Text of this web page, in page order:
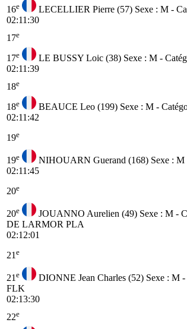
16e LECELLIER Pierre (57) Sexe : M -
02:11:30
17e
17e LE BUSSY Loic (38) Sexe : M -
02:11:39
18e
18e BEAUCE Leo (199) Sexe : M -
02:11:42
19e
19e NIHOUARN Guerand (168) Sexe : M
02:11:45
20e
20e JOUANNO Aurelien (49) Sexe : M -
DE LARMOR PLA
02:12:01
21 e
21 e DIONNE Jean Charles (52) Sexe : M
FLK
02:13:30
22e